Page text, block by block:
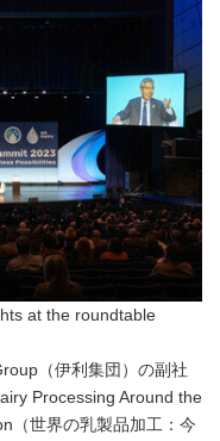
at the roundtable
（伊利集団）の副社
Processing Around the
（世界の乳製品加工：今